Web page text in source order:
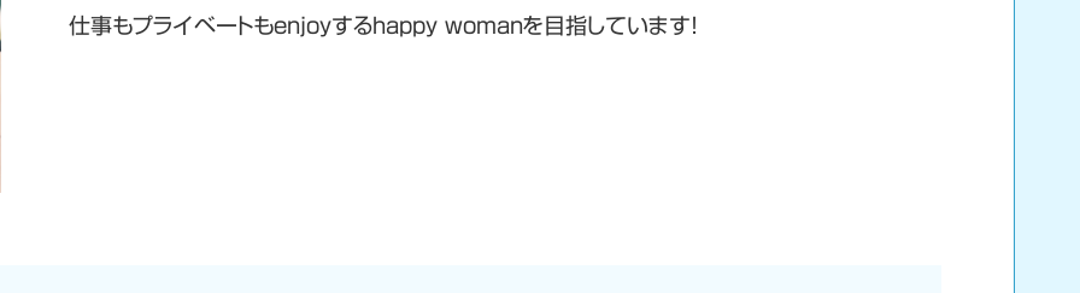
仕事もプライベートもenjoyするhappy womanを目指しています！